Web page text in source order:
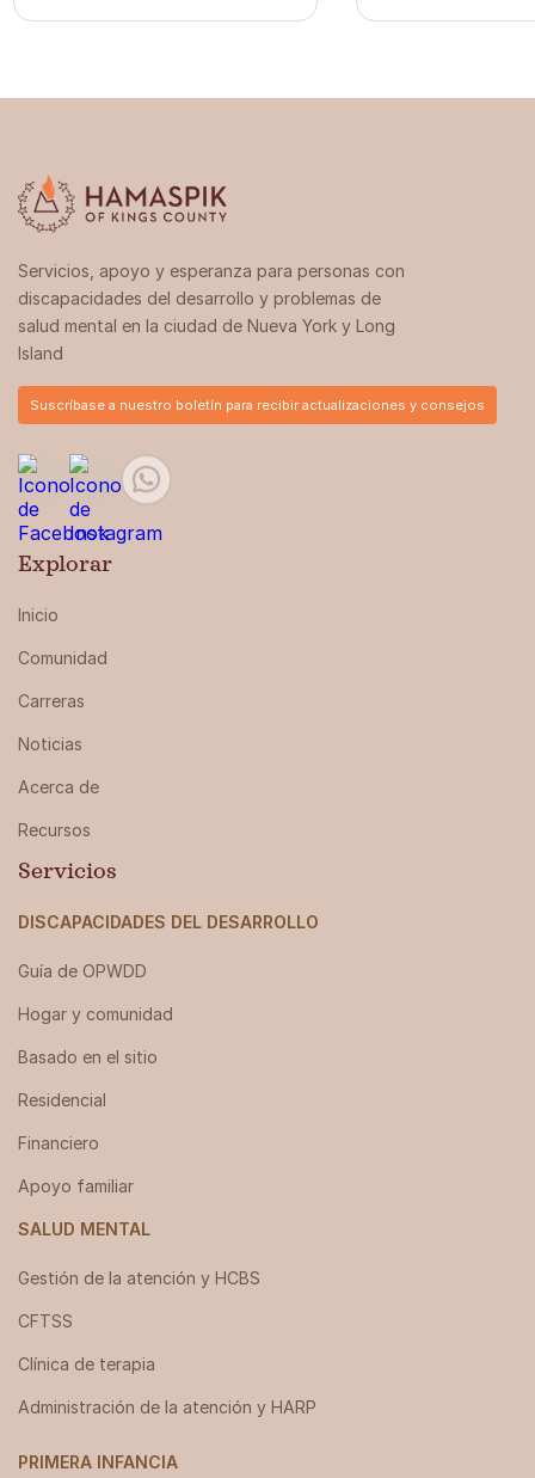
Servicios, apoyo y esperanza para personas con
discapacidades del desarrollo y problemas de
salud mental en la ciudad de Nueva York y Long
Island
Suscríbase a nuestro boletín para recibir actualizaciones y consejos
Explorar
Inicio
Comunidad
Carreras
Noticias
Acerca de
Recursos
Servicios
DISCAPACIDADES DEL DESARROLLO
Guía de OPWDD
Hogar y comunidad
Basado en el sitio
Residencial
Financiero
Apoyo familiar
SALUD MENTAL
Gestión de la atención y HCBS
CFTSS
Clínica de terapia
Administración de la atención y HARP
PRIMERA INFANCIA